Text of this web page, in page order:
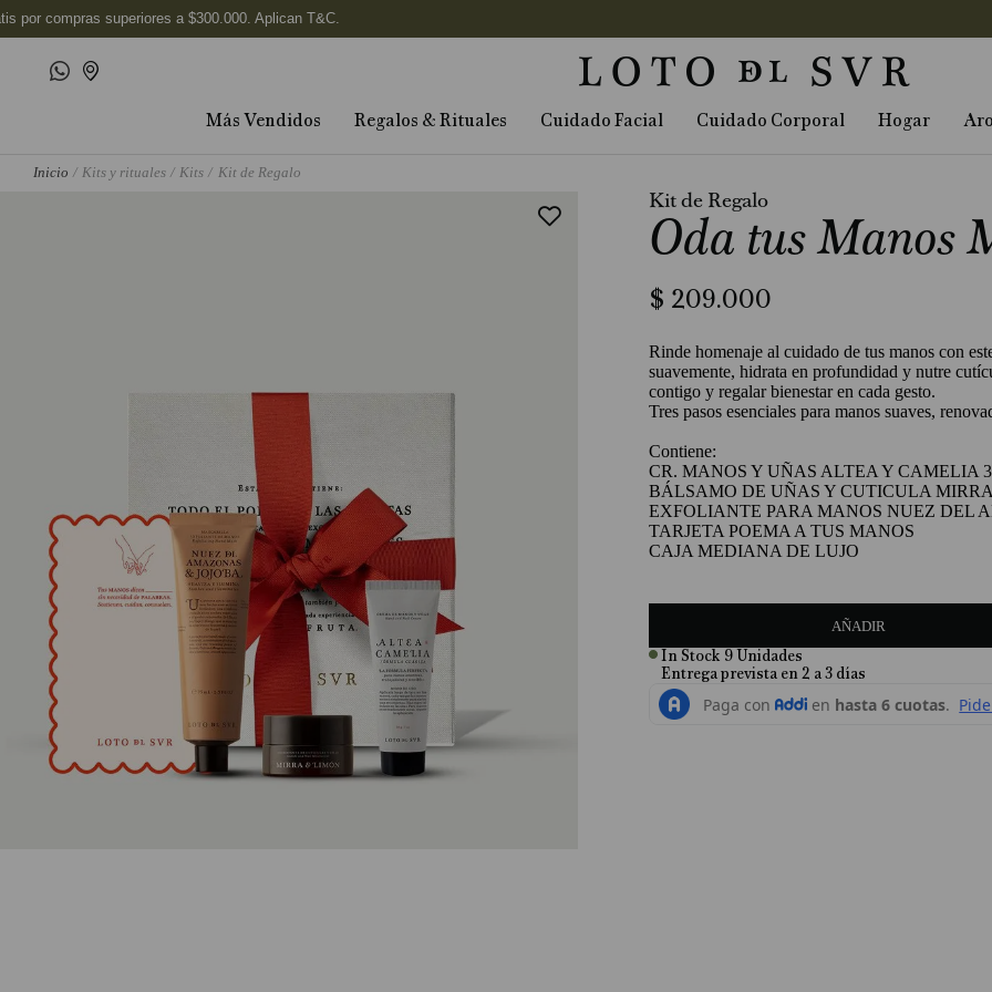
Más Vendidos Regalos & Rituales Cuidado Facial Cuidado Corporal Hogar
Kits y rituales Kits Kit de Regalo
Kit de Regalo
Oda tus Manos
$ 209.000
Rinde homenaje al cuidado de tus manos con
suavemente, hidrata en profundidad y nutre
contigo y regalar bienestar en cada gesto.
Tres pasos esenciales para manos suaves,
Contiene:
CR. MANOS Y UÑAS ALTEA Y CAMELIA
BÁLSAMO DE UÑAS Y CUTICULA
EXFOLIANTE PARA MANOS NUEZ DEL
TARJETA POEMA A TUS MANOS
CAJA MEDIANA DE LUJO
AÑADIR
In Stock 9Unidades